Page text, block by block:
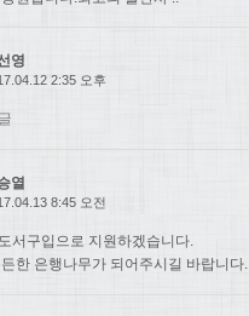
영
2:35 오후
열
8:45 오전
서구입으로 지원하겠습니다.
한 은행나무가 되어주시길 바랍니다.